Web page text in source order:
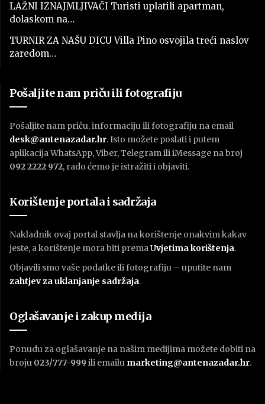
LAŽNI IZNAJMLJIVAČI Turisti uplatili apartman,
dolaskom na…
TURNIR ZA NAŠU DICU Villa Pino osvojila treći naslov
zaredom…
Pošaljite nam priču ili fotografiju
Pošaljite nam priču, informaciju ili fotografiju na email
desk@antenazadar.hr. Isto možete poslati i putem
aplikacija WhatsApp, Viber, Telegram ili iMessage na broj
092 2222 972, rado ćemo je istražiti i objaviti.
Korištenje portala i sadržaja
Nakladnik ovaj portal stavlja na korištenje onakvim kakav
jeste, a korištenje mora biti premaUvjetima korištenja.
Objavili smo vaše podatke ili fotografiju – uputite nam
zahtjev za uklanjanje sadržaja.
Oglašavanje i zakup medija
Ponudu za oglašavanje na našim medijima možete dobiti na
broju 023/777-999 ili emailu marketing@antenazadar.hr.